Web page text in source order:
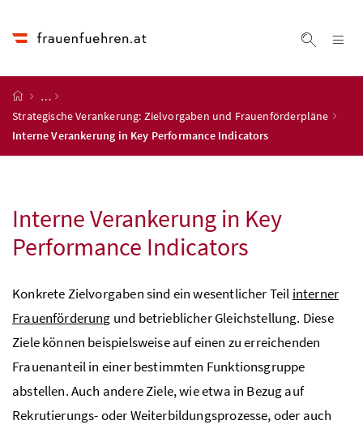
Startseite
…
Strategische Verankerung: Zielvorgaben und Frauenförderpläne
Interne Verankerung in Key Performance Indicators
Interne Verankerung in Key
Performance Indicators
Konkrete Zielvorgaben sind ein wesentlicher Teil interner
Frauenförderung und betrieblicher Gleichstellung. Diese
Ziele können beispielsweise auf einen zu erreichenden
Frauenanteil in einer bestimmten Funktionsgruppe
abstellen. Auch andere Ziele, wie etwa in Bezug auf
Rekrutierungs- oder Weiterbildungsprozesse, oder auch